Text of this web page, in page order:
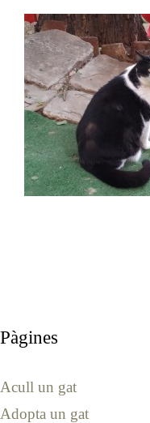
Pàgines
Acull un gat
Adopta un gat